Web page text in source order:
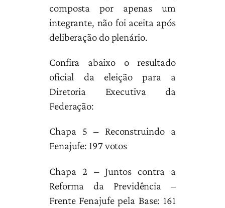
composta por apenas um
integrante, não foi aceita após
deliberação do plenário.
Confira abaixo o resultado
oficial da eleição para a
Diretoria Executiva da
Federação:
Chapa 5 – Reconstruindo a
Fenajufe: 197 votos
Chapa 2 – Juntos contra a
Reforma da Previdência –
Frente Fenajufe pela Base: 161